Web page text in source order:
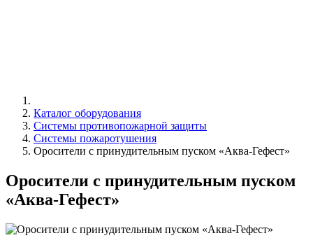
Каталог оборудования
Системы противопожарной защиты
Системы пожаротушения
Оросители с принудительным пуском «Аква-Гефест»
Оросители с принудительным пуском
«Аква-Гефест»